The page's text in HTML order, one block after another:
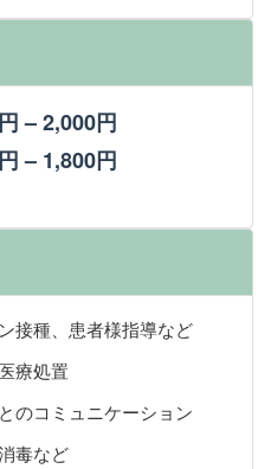
– 2,000円
– 1,800円
接種、患者様指導など
療処置
のコミュニケーション
毒など